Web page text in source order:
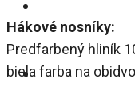
NA
Hákové nosníky:
Predfarbený hliník
biela farba na